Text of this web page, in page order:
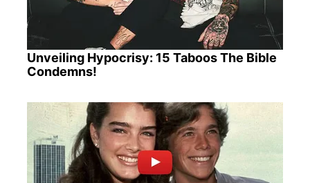
Unveiling Hypocrisy: 15 Taboos The Bible
Condemns!